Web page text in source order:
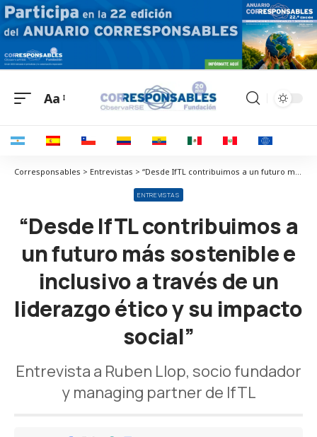
Aa
Corresponsables > Entrevistas > “Desde IfTL contribuimos a un futuro más sostenible e inclusivo a través de un liderazgo ético y su impacto social”
ENTREVISTAS
“Desde IfTL contribuimos a
un futuro más sostenible e
inclusivo a través de un
liderazgo ético y su impacto
social”
Entrevista a Ruben Llop, socio fundador
y managing partner de IfTL